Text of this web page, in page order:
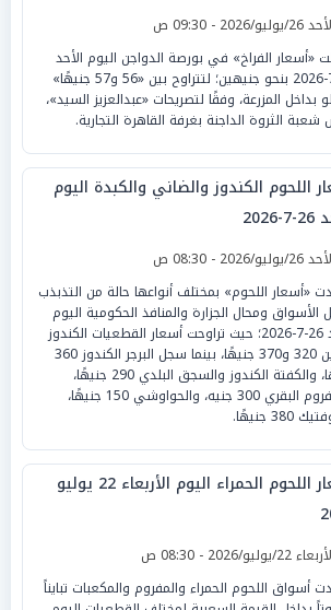
يوليو/2026 - 09:30 ص
«أسعار الفراخ» في بورصة الدواجن اليوم الأحد
26-7-2026 بنحو جنيهين؛ لتتراوح بين «56 و57 جنيهًا»
بداخل المزرعة، وفقًا لتصريحات «عبدالعزيز السيد»،
شعبة الثروة الداجنة بغرفة القاهرة التجارية.
اللحوم الكندوز والضاني والكبدة اليوم
يوليو/2026 - 08:30 ص
«أسعار اللحوم» بمختلف أنواعها حالة من التذبذب
الأسواق ومحال الجزارة والمنافذ الحكومية اليوم
الأحد 26-7-2026؛ حيث تراوحت أسعار القطعيات الكندوز
ما بين 320 و370 جنيهًا، بينما سجل البرجر الكندوز 360
جنيهًا، والكفتة الكندوز والسجق البلدي 290 جنيهًا،
والمفروم البقري 300 جنيه، والحواوشي 150 جنيهًا،
380 جنيهًا.
أسعار اللحوم الحمراء اليوم الأربعاء 22 يوليو
22/يوليو/2026 - 08:30 ص
أسواق اللحوم الحمراء والمفروم والمكعبات تبايناً